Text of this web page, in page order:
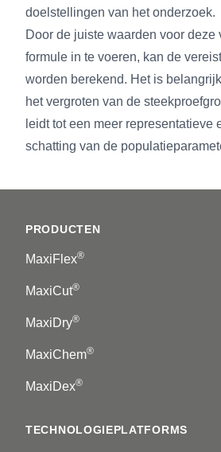
doelstellingen van het onderzoek.
Door de juiste waarden voor deze
formule in te voeren, kan de
worden berekend. Het is
het vergroten van de
leidt tot een meer representatieve
schatting van de
PRODUCTEN
MaxiFlex®
MaxiCut®
MaxiDry®
MaxiChem®
MaxiDex®
TECHNOLOGIEPLATFORMS